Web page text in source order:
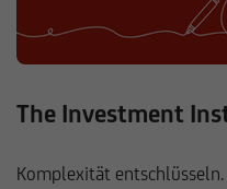
The Investment
Komplexität entschlüsseln.